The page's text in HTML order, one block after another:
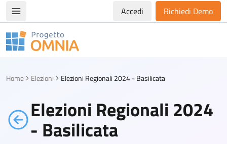
Apri/chiudi menù di navigazioneAccedi Richiedi Demo
Progetto Omnia
Home Elezioni Elezioni Regionali 2024 - Basilicata
Elezioni Regionali 2024
- Basilicata